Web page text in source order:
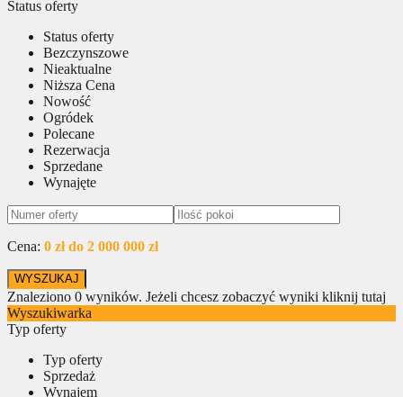
Status oferty
Status oferty
Bezczynszowe
Nieaktualne
Niższa Cena
Nowość
Ogródek
Polecane
Rezerwacja
Sprzedane
Wynajęte
Cena: 0 zł do 2 000 000 zł
Znaleziono 0 wyników. Jeżeli chcesz zobaczyć wyniki kliknij tutaj
Wyszukiwarka
Typ oferty
Typ oferty
Sprzedaż
Wynajem